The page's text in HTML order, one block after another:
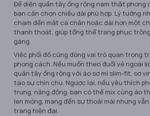
Để diện quần tây ống rộng nam thật phong
bạn cần chọn chiều dài phù hợp. Lý tưởng
chạm đến mắt cá chân hoặc dài hơn một
thanh thoát, giúp tổng thể trang phục
gàng.
Việc phối đồ cũng đóng vai trò quan trọng
phong cách. Nếu muốn theo đuổi vẻ ngoài
quần tây ống rộng với áo sơ mi slim-fit, sơ
tạo sự chỉn chu. Ngược lại, nếu yêu thích
trung, năng động, bạn có thể mix cùng áo
len mỏng, mang đến sự thoải mái nhưng
trang hiện đại.